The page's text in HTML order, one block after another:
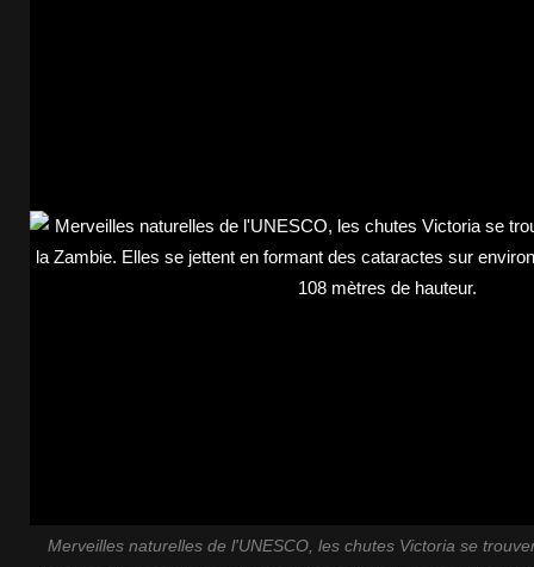
Merveilles naturelles de l'UNESCO, les chutes Victoria se